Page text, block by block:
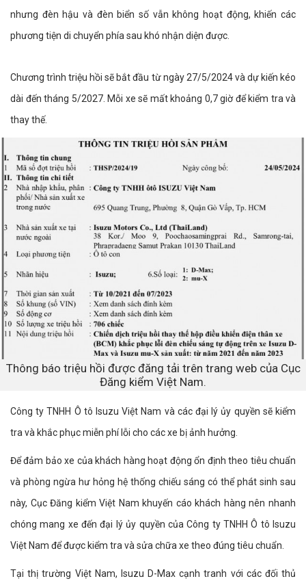
nhưng đèn hậu và đèn biển số vẫn không hoạt động, khiến các
phương tiện di chuyển phía sau khó nhận diện được.
Chương trình triệu hồi sẽ bắt đầu từ ngày 27/5/2024 và dự kiến kéo
dài đến tháng 5/2027. Mỗi xe sẽ mất khoảng 0,7 giờ để kiểm tra và
thay thế.
Thông báo triệu hồi được đăng tải trên trang web của Cục
Đăng kiểm Việt Nam.
Công ty TNHH Ô tô Isuzu Việt Nam và các đại lý ủy quyền sẽ kiểm
tra và khắc phục miễn phí lỗi cho các xe bị ảnh hưởng.
Để đảm bảo xe của khách hàng hoạt động ổn định theo tiêu chuẩn
và phòng ngừa hư hỏng hệ thống chiếu sáng có thể phát sinh sau
này, Cục Đăng kiểm Việt Nam khuyến cáo khách hàng nên nhanh
chóng mang xe đến đại lý ủy quyền của Công ty TNHH Ô tô Isuzu
Việt Nam để được kiểm tra và sửa chữa xe theo đúng tiêu chuẩn.
Tại thị trường Việt Nam, Isuzu D-Max cạnh tranh với các đối thủ